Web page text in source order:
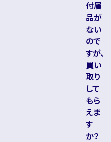
付属
品が
ない
ので
すが、
買い
取り
して
もら
えま
す
か？